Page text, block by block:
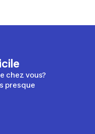
chez vous?
presque